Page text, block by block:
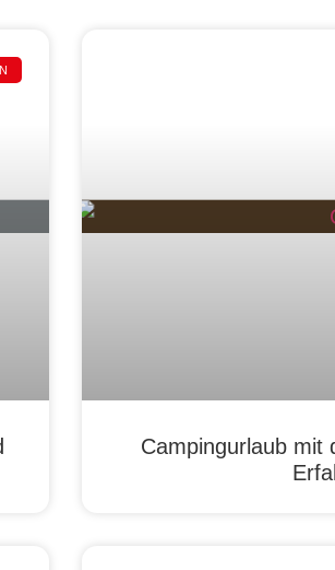
Campingurlaub mit